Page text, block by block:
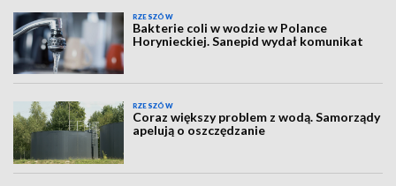
RZESZÓW
Bakterie coli w wodzie w Polance
Horynieckiej. Sanepid wydał komunikat
RZESZÓW
Coraz większy problem z wodą. Samorządy
apelują o oszczędzanie